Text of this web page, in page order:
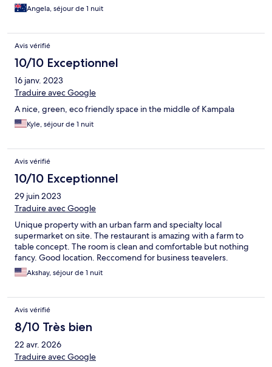
Angela, séjour de 1 nuit
Avis vérifié
10/10 Exceptionnel
16 janv. 2023
Traduire avec Google
A nice, green, eco friendly space in the middle of Kampala
Kyle, séjour de 1 nuit
Avis vérifié
10/10 Exceptionnel
29 juin 2023
Traduire avec Google
Unique property with an urban farm and specialty local
supermarket on site. The restaurant is amazing with a farm to
table concept. The room is clean and comfortable but nothing
fancy. Good location. Reccomend for business teavelers.
Akshay, séjour de 1 nuit
Avis vérifié
8/10 Très bien
22 avr. 2026
Traduire avec Google